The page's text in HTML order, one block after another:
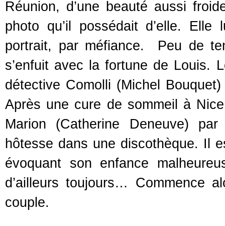
Réunion, d’une beauté aussi
photo qu’il possédait d’elle.
portrait, par méfiance. Peu de
s’enfuit avec la fortune de Louis.
détective Comolli (Michel
Après une cure de sommeil à
Marion (Catherine Deneuve)
hôtesse dans une discothèque. Il
évoquant son enfance
d’ailleurs toujours… Commence
couple.